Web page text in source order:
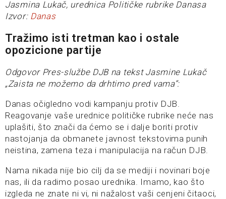
Jasmina Lukač, urednica Političke rubrike Danasa
Izvor: Danas
Tražimo isti tretman kao i ostale
opozicione partije
Odgovor Pres-službe DJB na tekst Jasmine Lukač
„Zaista ne možemo da drhtimo pred vama“:
Danas očigledno vodi kampanju protiv DJB.
Reagovanje vaše urednice političke rubrike neće nas
uplašiti, što znači da ćemo se i dalje boriti protiv
nastojanja da obmanete javnost tekstovima punih
neistina, zamena teza i manipulacija na račun DJB.
Nama nikada nije bio cilj da se mediji i novinari boje
nas, ili da radimo posao urednika. Imamo, kao što
izgleda ne znate ni vi, ni nažalost vaši cenjeni čitaoci,